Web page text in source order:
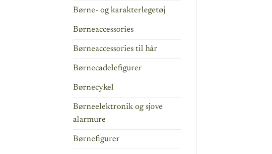
Børne- og karakterlegetøj
Børneaccessories
Børneaccessories til hår
Børnecadelefigurer
Børnecykel
Børneelektronik og sjove
alarmure
Børnefigurer